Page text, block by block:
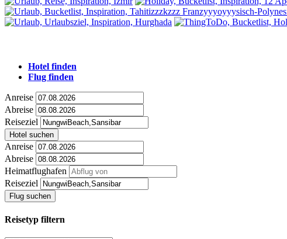
Hotel finden
Flug finden
Anreise
Abreise
Reiseziel
Hotel suchen
Anreise
Abreise
Heimatflughafen
Reiseziel
Flug suchen
Reisetyp filtern